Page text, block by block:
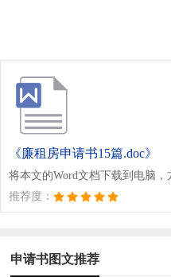
《廉租房申请书15篇.doc》
将本文的Word文档下载到电脑，
推荐度：
申请书图文推荐